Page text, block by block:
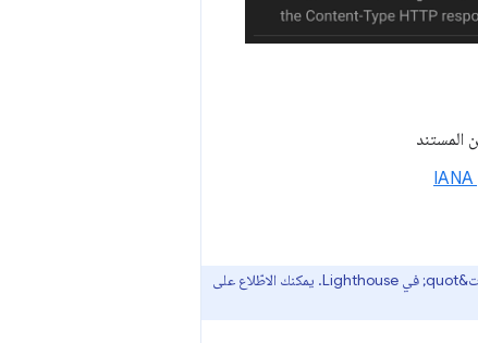
يتم ترجيح كل عملية تدقيق في &quot;أفضل الممارسات&quot; بالتساوي في &quot;نتيجة أفضل الممارسات&quot; في Lighthouse. يمكنك الاطّلاع على